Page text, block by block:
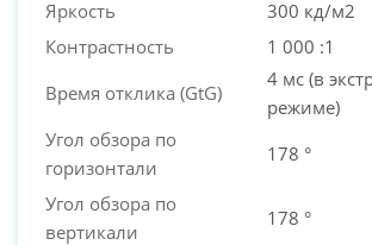
Яркость
300 кд/м2
Контрастность
1 000 :1
Время отклика (GtG)
4 мс (в
режиме)
Угол обзора по
горизонтали
178 °
Угол обзора по
вертикали
178 °